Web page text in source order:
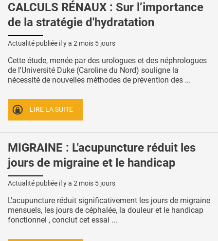
CALCULS RÉNAUX : Sur l’importance
de la stratégie d'hydratation
Actualité publiée il y a 2 mois 5 jours
Cette étude, menée par des urologues et des néphrologues
de l'Université Duke (Caroline du Nord) souligne la
nécessité de nouvelles méthodes de prévention des ...
LIRE LA SUITE
MIGRAINE : L'acupuncture réduit les
jours de migraine et le handicap
Actualité publiée il y a 2 mois 5 jours
L'acupuncture réduit significativement les jours de migraine
mensuels, les jours de céphalée, la douleur et le handicap
fonctionnel , conclut cet essai ...